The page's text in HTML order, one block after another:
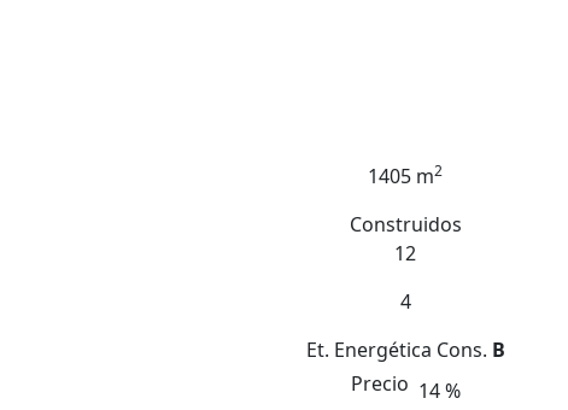
1405 m2
Construidos
12
4
Et. Energética Cons. B
Precio 14 %